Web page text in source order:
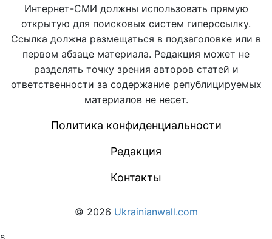
Интернет-СМИ должны использовать прямую
открытую для поисковых систем гиперссылку.
Ссылка должна размещаться в подзаголовке или в
первом абзаце материала. Редакция может не
разделять точку зрения авторов статей и
ответственности за содержание републицируемых
материалов не несет.
Политика конфиденциальности
Редакция
Контакты
© 2026 Ukrainianwall.com
s